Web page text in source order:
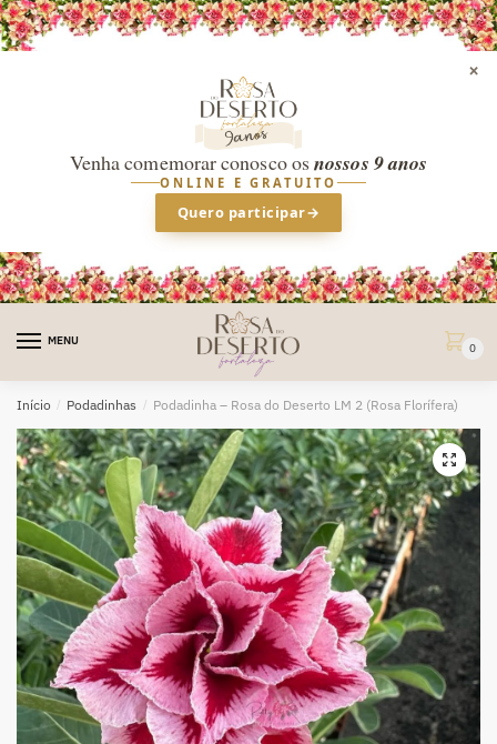
×
Venha comemorar conosco osnossos 9 anos
ONLINE E GRATUITO
Quero participar→
MENU
0
Início / Podadinhas / Podadinha – Rosa do Deserto LM 2 (Rosa Florífera)
🔍